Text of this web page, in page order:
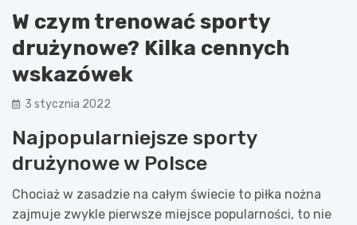
W czym trenować sporty
drużynowe? Kilka cennych
wskazówek
3 stycznia 2022
Najpopularniejsze sporty
drużynowe w Polsce
Chociaż w zasadzie na całym świecie to piłka nożna
zajmuje zwykle pierwsze miejsce popularności, to nie